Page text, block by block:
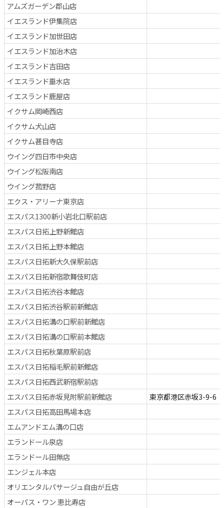
アムズガーデン郡山店
イエスランド伊集院店
イエスランド加世田店
イエスランド加治木店
イエスランド吉田店
イエスランド垂水店
イエスランド鹿屋店
イクサム岡崎西店
イクサム犬山店
イクサム甚目寺店
ウイング四日市中央店
ウイング松阪南店
ウイング菰野店
エクス・アリーナ東京店
エスパス1300新小岩北口駅前店
エスパス日拓上野新館店
エスパス日拓上野本館店
エスパス日拓新大久保駅前店
エスパス日拓新宿歌舞伎町店
エスパス日拓渋谷本館店
エスパス日拓渋谷駅前新館店
エスパス日拓溝の口駅前新館店
エスパス日拓溝の口駅前本館店
エスパス日拓秋葉原駅前店
エスパス日拓稲毛駅前新館店
エスパス日拓西武新宿駅前店
エスパス日拓赤坂見附駅前新館店
東京都港区赤坂3-9-6
エスパス日拓高田馬場本店
エムアンドエム溝の口店
エランドール泉店
エランドール田無店
エンジェル本店
オリエンタルパサージュ自由が丘店
オーパス・ワン 恵比寿店